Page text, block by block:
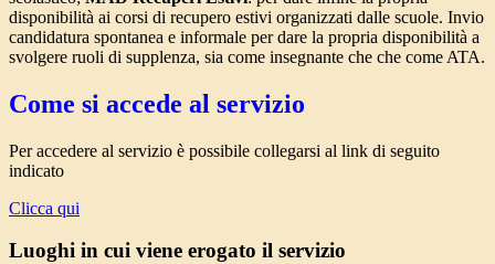
disponibilità ai corsi di recupero estivi organizzati dalle scuole. Invio
candidatura spontanea e informale per dare la propria disponibilità a
svolgere ruoli di supplenza, sia come insegnante che che come ATA.
Come si accede al servizio
Per accedere al servizio è possibile collegarsi al link di seguito
indicato
Clicca qui
Luoghi in cui viene erogato il servizio